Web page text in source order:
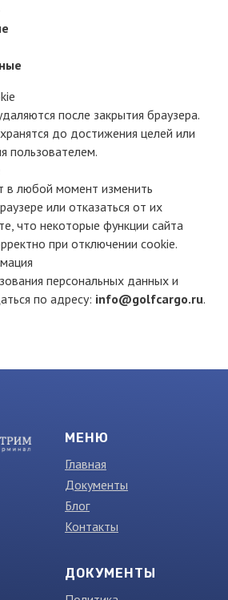
после закрытия браузера.
до достижения целей или
пользователем.
в любой момент изменить
или отказаться от их
что некоторые функции сайта
при отключении cookie.
персональных данных и
по адресу: info@golfcargo.ru.
МЕНЮ
Главная
Документы
Блог
Контакты
ДОКУМЕНТЫ